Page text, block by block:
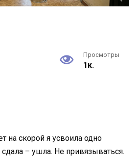
Просмотры
1к.
на скорой я усвоила одно
сдала – ушла. Не привязываться.